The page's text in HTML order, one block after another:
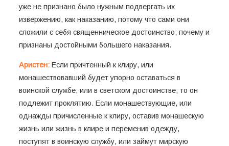
уже не признано было нужным подвергать их
извержению, как наказанию, потому что сами они
сложили с себя священническое достоинство; почему и
признаны достойными большего наказания.
Аристен:Если причтенный к клиру, или
монашествовавший будет упорно оставаться в
воинской службе, или в светском достоинстве; то он
подлежит проклятию. Если монашествующие, или
однажды причисленные к клиру, оставив монашескую
жизнь или жизнь в клире и переменив одежду,
поступят в воинскую службу, или займут мирскую